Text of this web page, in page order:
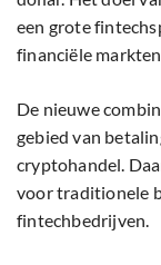
een grote
financiële
De nieuwe
gebied van
cryptohandel.
voor traditionele
fintechbedrijven.